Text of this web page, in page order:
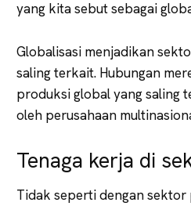
yang kita sebut sebagai
Globalisasi menjadikan
saling terkait. Hubungan
produksi global yang saling
oleh perusahaan
Tenaga kerja di
Tidak seperti dengan